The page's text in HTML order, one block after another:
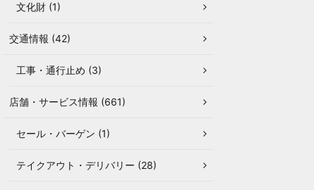
文化財 (1)
交通情報 (42)
工事・通行止め (3)
店舗・サービス情報 (661)
セール・バーゲン (1)
テイクアウト・デリバリー (28)